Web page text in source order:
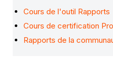
Cours de l'outil Rapports
Cours de certification
Rapports de la